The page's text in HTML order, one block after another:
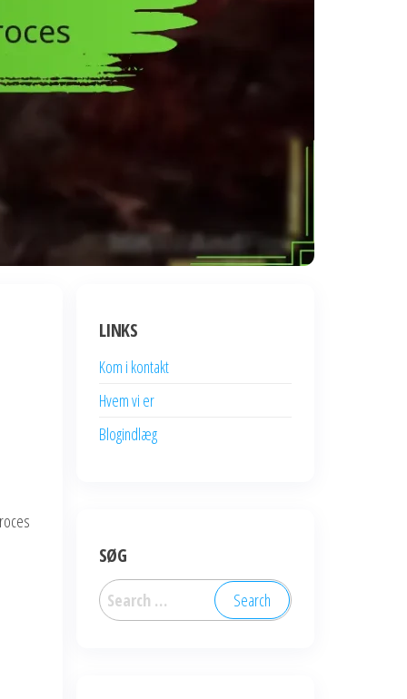
LINKS
Kom i kontakt
Hvem vi er
Blogindlæg
SØG
Search
for: